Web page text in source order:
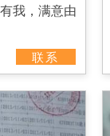
我，满意由
联系